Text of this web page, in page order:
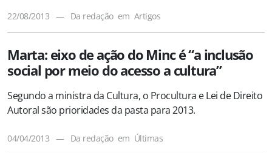
22/08/2013 — Da redação em Artigos
Marta: eixo de ação do Minc é “a inclusão
social por meio do acesso a cultura”
Segundo a ministra da Cultura, o Procultura e Lei de Direito
Autoral são prioridades da pasta para 2013.
04/04/2013 — Da redação em Últimas